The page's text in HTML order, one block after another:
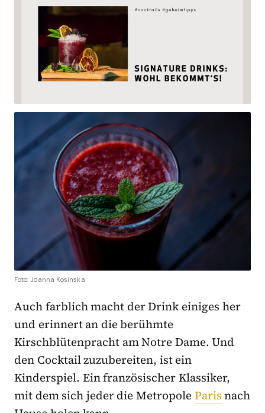
Foto: Joanna Kosinska
Auch farblich macht der Drink einiges her
und erinnert an die berühmte
Kirschblütenpracht am Notre Dame. Und
den Cocktail zuzubereiten, ist ein
Kinderspiel. Ein französischer Klassiker,
mit dem sich jeder die MetropoleParisnach